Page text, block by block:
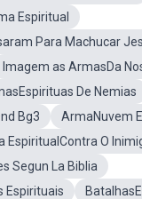
Espiritual
Para Machucar
Imagem as ArmasDa
De Nemias
Bg3
ArmaNuvem
EspiritualContra O
Segun La Biblia
Espirituais